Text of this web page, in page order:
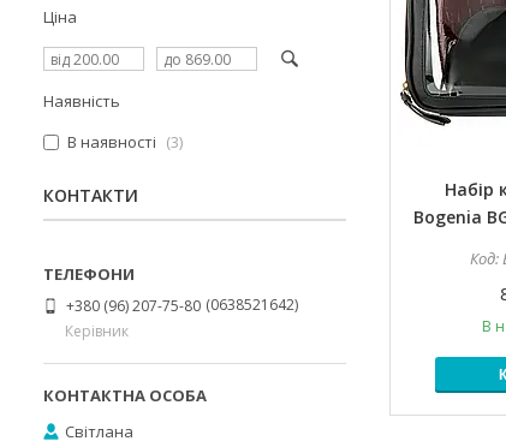
Набір
Bogenia
В
Ціна
Наявність
В наявності
3
КОНТАКТИ
+380 (96) 207-75-80 0638521642
Керівник
Світлана